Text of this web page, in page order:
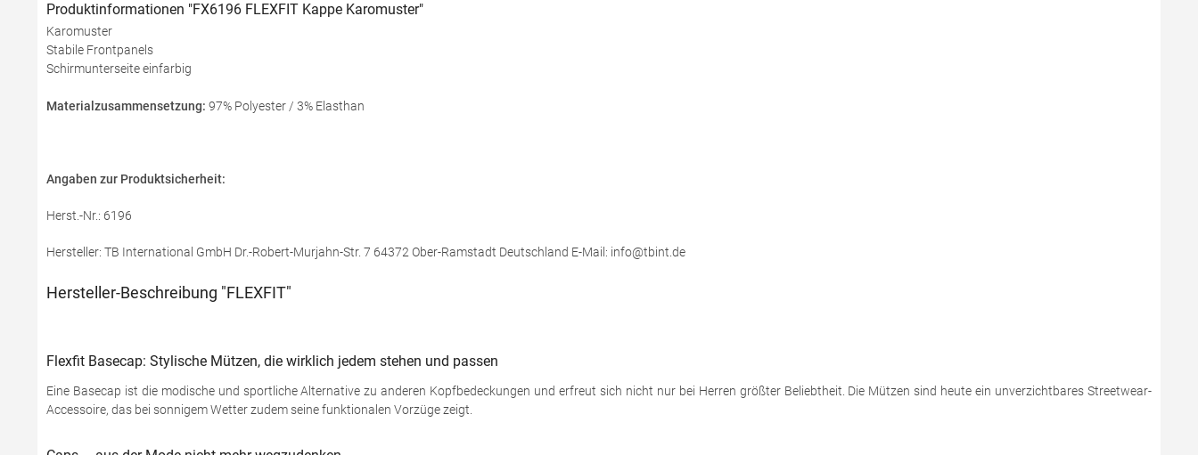
Produktinformationen "FX6196 FLEXFIT Kappe Karomuster"
Karomuster
Stabile Frontpanels
Schirmunterseite einfarbig
Materialzusammensetzung: 97% Polyester / 3% Elasthan
Angaben zur Produktsicherheit:
Herst.-Nr.: 6196
Hersteller: TB International GmbH Dr.-Robert-Murjahn-Str. 7 64372 Ober-Ramstadt Deutschland E-Mail: info@tbint.de
Hersteller-Beschreibung "FLEXFIT"
Flexfit Basecap: Stylische Mützen, die wirklich jedem stehen und passen
Eine Basecap ist die modische und sportliche Alternative zu anderen Kopfbedeckungen und erfreut sich nicht nur bei Herren größter Beliebtheit. Die Mützen sind heute ein unverzichtbares Streetwear-
Accessoire, das bei sonnigem Wetter zudem seine funktionalen Vorzüge zeigt.